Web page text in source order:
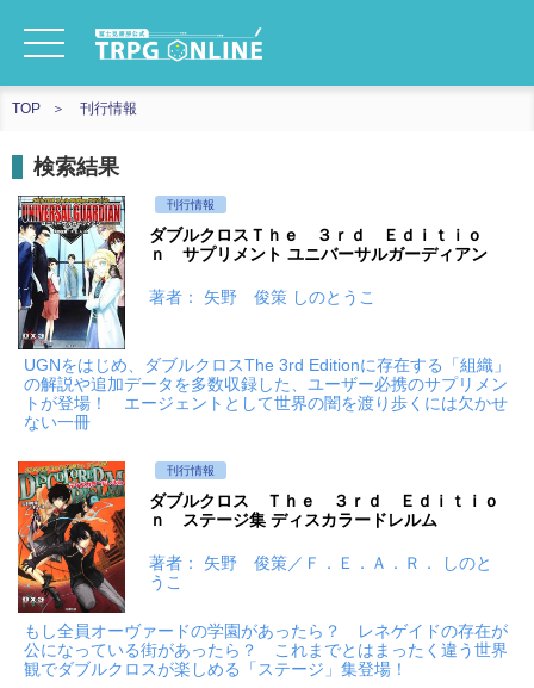
TOP 刊行情報
検索結果
刊行情報
ダブルクロスＴｈｅ ３ｒｄ Ｅｄｉｔｉｏ
ｎ サプリメント ユニバーサルガーディアン
著者： 矢野 俊策 しのとうこ
UGNをはじめ、ダブルクロスThe 3rd Editionに存在する「組織」
の解説や追加データを多数収録した、ユーザー必携のサプリメン
トが登場！ エージェントとして世界の闇を渡り歩くには欠かせ
ない一冊
刊行情報
ダブルクロス Ｔｈｅ ３ｒｄ Ｅｄｉｔｉｏ
ｎ ステージ集 ディスカラードレルム
著者： 矢野 俊策／Ｆ．Ｅ．Ａ．Ｒ． しのと
うこ
もし全員オーヴァードの学園があったら？ レネゲイドの存在が
公になっている街があったら？ これまでとはまったく違う世界
観でダブルクロスが楽しめる「ステージ」集登場！